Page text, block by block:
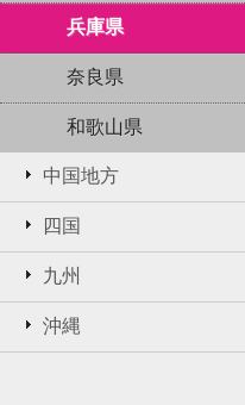
兵庫県
奈良県
和歌山県
中国地方
四国
九州
沖縄